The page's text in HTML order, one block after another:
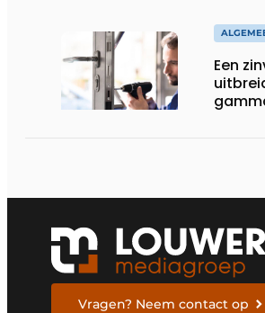
Een
Vragen? Neem contact op